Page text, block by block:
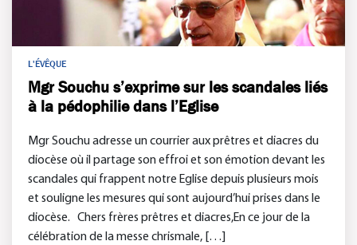
L'ÉVÊQUE
Mgr Souchu s’exprime sur les scandales liés
à la pédophilie dans l’Eglise
Mgr Souchu adresse un courrier aux prêtres et diacres du
diocèse où il partage son effroi et son émotion devant les
scandales qui frappent notre Eglise depuis plusieurs mois
et souligne les mesures qui sont aujourd’hui prises dans le
diocèse. Chers frères prêtres et diacres,En ce jour de la
célébration de la messe chrismale, […]